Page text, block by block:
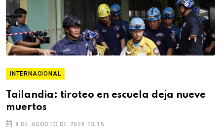
INTERNACIONAL
Tailandia: tiroteo en escuela deja nueve
muertos
8 DE AGOSTO DE 2026 13:15